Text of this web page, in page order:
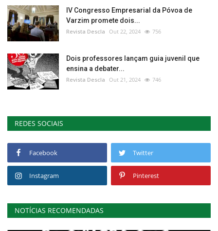
IV Congresso Empresarial da Póvoa de
Varzim promete dois...
Revista Descla Out 22, 2024 756
Dois professores lançam guia juvenil que
ensina a debater...
Revista Descla Out 21, 2024 746
REDES SOCIAIS
Facebook Twitter
Instagram Pinterest
NOTÍCIAS RECOMENDADAS